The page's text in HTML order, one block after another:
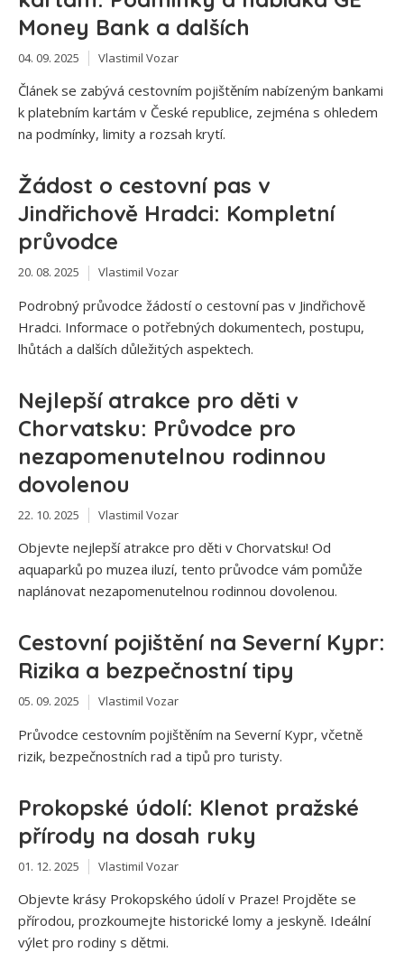
Money Bank a dalších
04. 09. 2025 Vlastimil Vozar
Článek se zabývá cestovním pojištěním nabízeným bankami
k platebním kartám v České republice, zejména s ohledem
na podmínky, limity a rozsah krytí.
Žádost o cestovní pas v
Jindřichově Hradci: Kompletní
průvodce
20. 08. 2025 Vlastimil Vozar
Podrobný průvodce žádostí o cestovní pas v Jindřichově
Hradci. Informace o potřebných dokumentech, postupu,
lhůtách a dalších důležitých aspektech.
Nejlepší atrakce pro děti v
Chorvatsku: Průvodce pro
nezapomenutelnou rodinnou
dovolenou
22. 10. 2025 Vlastimil Vozar
Objevte nejlepší atrakce pro děti v Chorvatsku! Od
aquaparků po muzea iluzí, tento průvodce vám pomůže
naplánovat nezapomenutelnou rodinnou dovolenou.
Cestovní pojištění na Severní Kypr:
Rizika a bezpečnostní tipy
05. 09. 2025 Vlastimil Vozar
Průvodce cestovním pojištěním na Severní Kypr, včetně
rizik, bezpečnostních rad a tipů pro turisty.
Prokopské údolí: Klenot pražské
přírody na dosah ruky
01. 12. 2025 Vlastimil Vozar
Objevte krásy Prokopského údolí v Praze! Projděte se
přírodou, prozkoumejte historické lomy a jeskyně. Ideální
výlet pro rodiny s dětmi.